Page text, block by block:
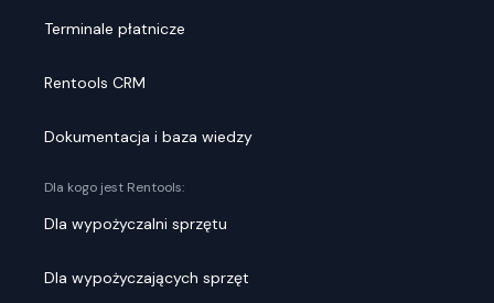
Terminale płatnicze
Rentools CRM
Dokumentacja i baza wiedzy
Dla kogo jest Rentools:
Dla wypożyczalni sprzętu
Dla wypożyczających sprzęt